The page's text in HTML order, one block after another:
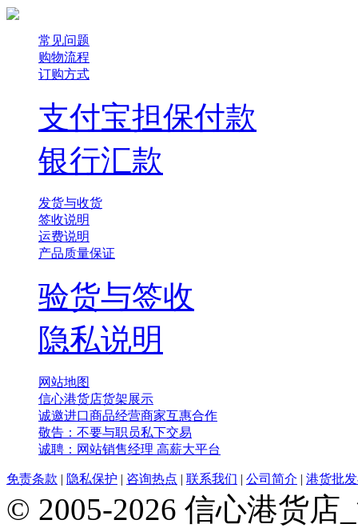
常见问题
购物流程
订购方式
支付宝担保付款
银行汇款
发货与收货
签收说明
运费说明
产品质量保证
验货与签收
隐私说明
网站地图
信心港货店货架展示
诚邀进口商品经营商家互惠合作
敬告：不要与职员私下交易
诚聘：网站销售经理 高薪大平台
免责条款 隐私保护 咨询热点 联系我们 公司简介 港货批
© 2005-2026 信心港货店